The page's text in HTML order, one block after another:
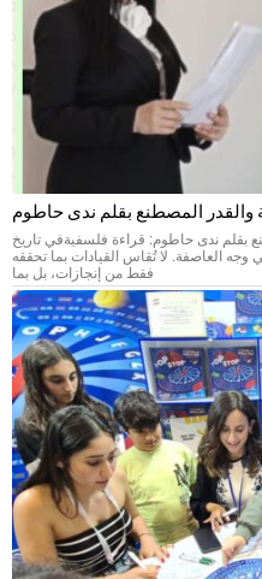
المصطنع بقلم ندى حاطوم
بقلم ندى حاطوم: قراءة فلسفيةفي تاريخ
العاصفة. لا تُقاس القيادات بما تحققه
فقط من إنجازات، بل بما